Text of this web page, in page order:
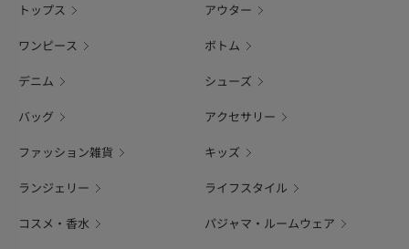
トップス アウター
ワンピース ボトム
デニム シューズ
バッグ アクセサリー
ファッション雑貨 キッズ
ランジェリー ライフスタイル
コスメ・香水 パジャマ・ルームウェア